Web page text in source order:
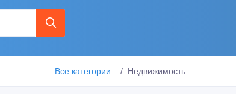
Все категории Недвижимость